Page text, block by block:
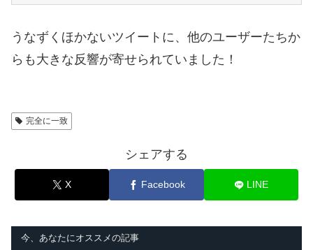
うなずくほかないツイートに、他のユーザーたちか
らも大きな反響が寄せられていました！
完全に一致
シェアする
X Facebook LINE
今、あなたにオススメの記事